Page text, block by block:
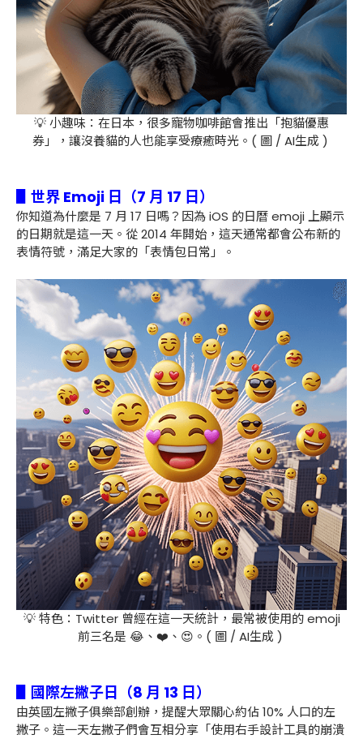
💡 小趣味：在日本，很多寵物咖啡館會推出「抱貓優惠
券」，讓沒養貓的人也能享受療癒時光。( 圖 / AI生成 )
▋世界 Emoji 日（7 月 17 日）
你知道為什麼是 7 月 17 日嗎？因為 iOS 的日曆 emoji 上顯示
的日期就是這一天。從 2014 年開始，這天通常都會公布新的
表情符號，滿足大家的「表情包日常」。
💡 特色：Twitter 曾經在這一天統計，最常被使用的 emoji
前三名是 😂、❤️、😍。( 圖 / AI生成 )
▋國際左撇子日（8 月 13 日）
由英國左撇子俱樂部創辦，提醒大眾關心約佔 10% 人口的左
撇子。這一天左撇子們會互相分享「使用右手設計工具的崩潰